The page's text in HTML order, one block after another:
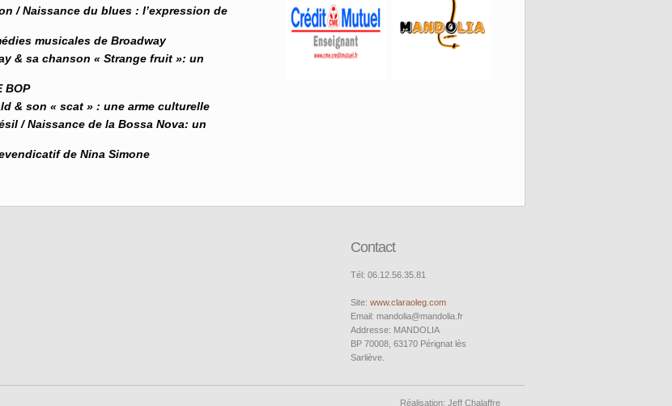
/ Naissance du blues : l’expression de
musicales de Broadway
& sa chanson « Strange fruit »: un
BOP
& son « scat » : une arme culturelle
/ Naissance de la Bossa Nova: un
de Nina Simone
Contact
Tél: 06.12.56.35.81
Site: www.claraoleg.com
Email: mandolia@mandolia.fr
Addresse: MANDOLIA
BP 70008, 63170 Pérignat lès
Sarliève.
Réalisation: Jeff Chalaffre